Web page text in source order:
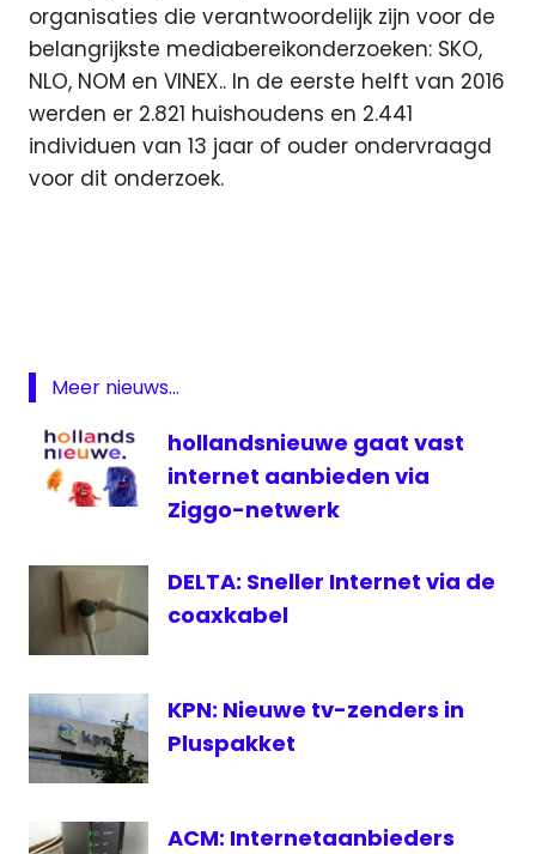
organisaties die verantwoordelijk zijn voor de
belangrijkste mediabereikonderzoeken: SKO,
NLO, NOM en VINEX.. In de eerste helft van 2016
werden er 2.821 huishoudens en 2.441
individuen van 13 jaar of ouder ondervraagd
voor dit onderzoek.
Internet
onderzoek
Meer nieuws...
hollandsnieuwe gaat vast
internet aanbieden via
Ziggo-netwerk
DELTA: Sneller Internet via de
coaxkabel
KPN: Nieuwe tv-zenders in
Pluspakket
ACM: Internetaanbieders